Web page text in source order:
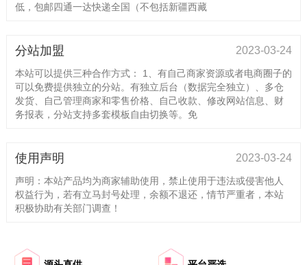
低，包邮四通一达快递全国（不包括新疆西藏
分站加盟 2023-03-24
本站可以提供三种合作方式： 1、有自己商家资源或者电商圈子的
可以免费提供独立的分站。有独立后台（数据完全独立）、多仓
发货、自己管理商家和零售价格、自己收款、修改网站信息、财
务报表，分站支持多套模板自由切换等。免
使用声明 2023-03-24
声明：本站产品均为商家辅助使用，禁止使用于违法或侵害他人
权益行为，若有立马封号处理，余额不退还，情节严重者，本站
积极协助有关部门调查！